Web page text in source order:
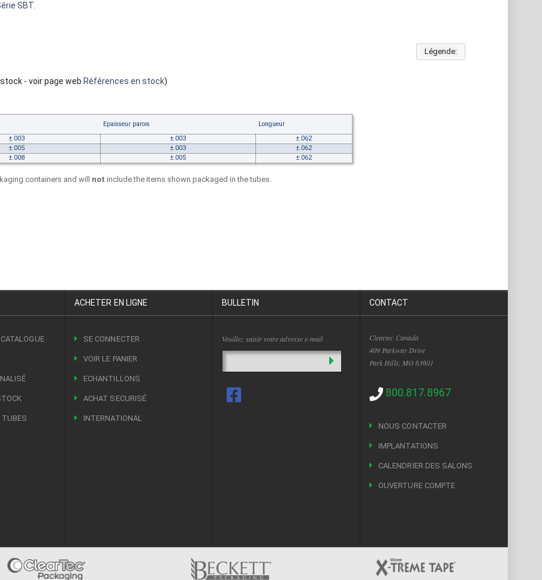
SBT.
Légende:
- voir page web Références en stock)
Epaisseur parois
Longueur
±.003 ±.003
±.062
±.005 ±.003
±.062
±.008 ±.005 ±.062
containers and will not include the items shown packaged in the tubes.
TUBES
ACHETER EN LIGNE
SE CONNECTER
VOIR LE PANIER
ECHANTILLONS
ACHAT SECURISÉ
INTERNATIONAL
BULLETIN
Veuillez saisir votre adresse e-mail
CONTACT
Cleartec Canada
409 Parkway Drive
Park Hills, MO 63601
800.817.8967
NOUS CONTACTER
IMPLANTATIONS
CALENDRIER DES SALONS
OUVERTURE COMPTE